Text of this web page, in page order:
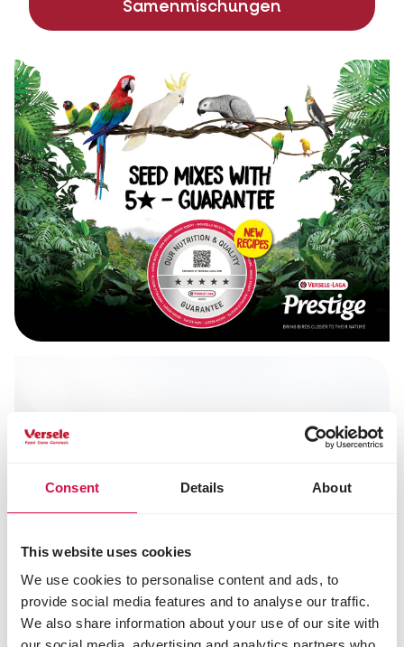
Consent Details About
This website uses cookies
We use cookies to personalise content and ads, to
provide social media features and to analyse our traffic.
We also share information about your use of our site with
Samenmischungen